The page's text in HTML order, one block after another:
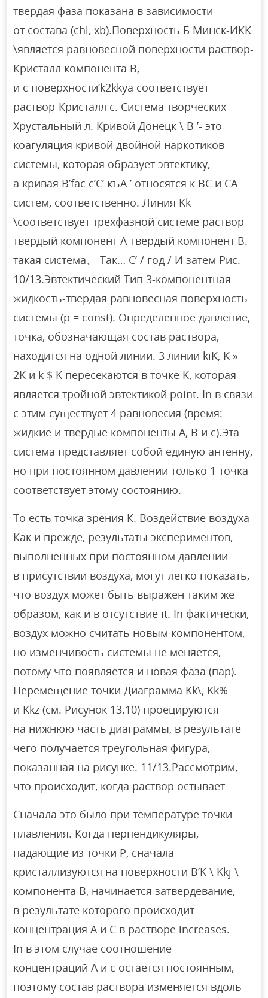
твердая фаза показана в зависимости
от состава (chl, xb).Поверхность Б Минск-ИКК
\является равновесной поверхности раствор-
Кристалл компонента B,
и c поверхности’k2kkya соответствует
раствор-Кристалл с. Система творческих-
Хрустальный л. Кривой Донецк \ B ’- это
коагуляция кривой двойной наркотиков
системы, которая образует эвтектику,
а кривая B’fac с’С’ къА ’ относятся к BC и CA
систем, соответственно. Линия Kk
\соответствует трехфазной системе раствор-
твердый компонент A-твердый компонент B.
такая система、 Так… C’ / год / И затем Рис.
10/13.Эвтектический Тип 3-компонентная
жидкость-твердая равновесная поверхность
системы (p = const). Определенное давление,
точка, обозначающая состав раствора,
находится на одной линии. 3 линии kiK, K »
2K и k $ K пересекаются в точке K, которая
является тройной эвтектикой point. In в связи
с этим существует 4 равновесия (время:
жидкие и твердые компоненты А, В и с).Эта
система представляет собой единую антенну,
но при постоянном давлении только 1 точка
соответствует этому состоянию.
То есть точка зрения К. Воздействие воздуха
Как и прежде, результаты экспериментов,
выполненных при постоянном давлении
в присутствии воздуха, могут легко показать,
что воздух может быть выражен таким же
образом, как и в отсутствие it. In фактически,
воздух можно считать новым компонентом,
но изменчивость системы не меняется,
потому что появляется и новая фаза (пар).
Перемещение точки Диаграмма Kk\, Kk%
и Kkz (см. Рисунок 13.10) проецируются
на нижнюю часть диаграммы, в результате
чего получается треугольная фигура,
показанная на рисунке. 11/13.Рассмотрим,
что происходит, когда раствор остывает
Сначала это было при температуре точки
плавления. Когда перпендикуляры,
падающие из точки P, сначала
кристаллизуются на поверхности B’K \ Kkj \
компонента B, начинается затвердевание,
в результате которого происходит
концентрация A и C в растворе increases.
In в этом случае соотношение
концентраций А и с остается постоянным,
поэтому состав раствора изменяется вдоль